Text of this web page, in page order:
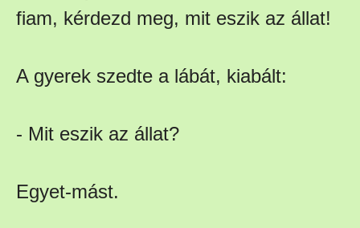
fiam, kérdezd meg, mit eszik az állat!
A gyerek szedte a lábát, kiabált:
- Mit eszik az állat?
Egyet-mást.